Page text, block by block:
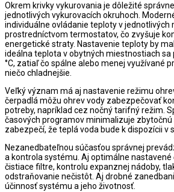
Okrem krivky vykurovania je dôležité
jednotlivých vykurovacích okruhoch.
individuálne ovládanie teploty v jednotlivých
prostredníctvom termostatov, čo zvyšuje
energetické straty. Nastavenie teploty by
ideálna teplota v obytných miestnostiach sa
°C, zatiaľ čo spálne alebo menej využívané
niečo chladnejšie.
Veľký význam má aj nastavenie režimu
čerpadlá môžu ohrev vody zabezpečovať
potreby, napríklad cez nočný tarifný režim.
časových programov minimalizuje
zabezpečí, že teplá voda bude k dispozícii v
Nezanedbateľnou súčasťou správnej
a kontrola systému. Aj optimálne
čistiace filtre, kontrolu expanznej nádoby,
odstraňovanie nečistôt. Aj drobné
účinnosť systému a jeho životnosť.